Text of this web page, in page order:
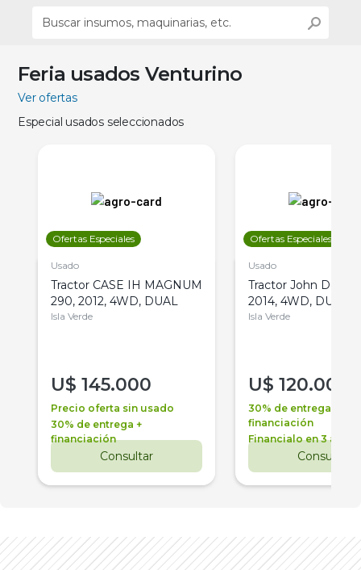
Feria usados Venturino
Ver ofertas
Especial usados seleccionados
Ofertas Especiales
Usado
Tractor CASE IH MAGNUM
290, 2012, 4WD, DUAL
Isla Verde
U$ 145.000
Precio oferta sin usado
30% de entrega +
financiación
Consultar
Ofertas Especiales
Usado
Tractor John Deere
2014, 4WD, DUAL
Isla Verde
U$ 120.000
30% de entrega +
financiación
Financialo en 3 años
Consultar